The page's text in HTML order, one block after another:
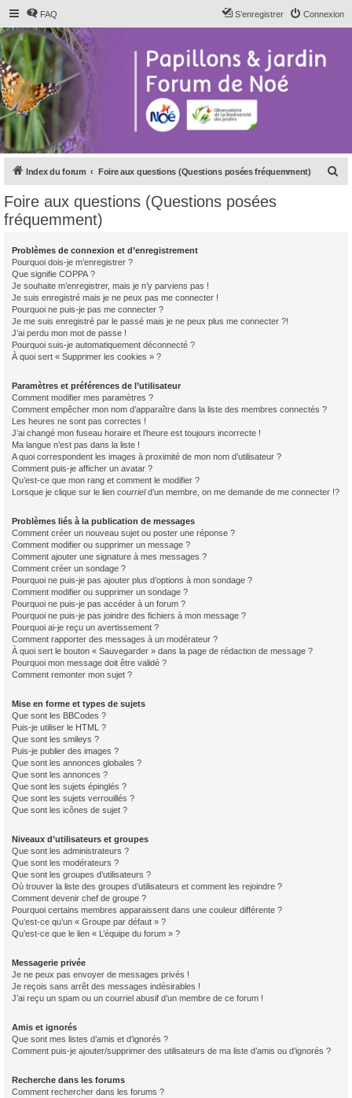
FAQ Connexion
S’enregistrer
Index du forum Foire aux questions (Questions posées fréquemment)
Foire aux questions (Questions posées
fréquemment)
Problèmes de connexion et d’enregistrement
Pourquoi dois-je m’enregistrer ?
Que signifie COPPA ?
Je souhaite m’enregistrer, mais je n’y parviens pas !
Je suis enregistré mais je ne peux pas me connecter !
Pourquoi ne puis-je pas me connecter ?
Je me suis enregistré par le passé mais je ne peux plus me connecter ?!
J’ai perdu mon mot de passe !
Pourquoi suis-je automatiquement déconnecté ?
À quoi sert « Supprimer les cookies » ?
Paramètres et préférences de l’utilisateur
Comment modifier mes paramètres ?
Comment empêcher mon nom d’apparaître dans la liste des membres connectés ?
Les heures ne sont pas correctes !
J’ai changé mon fuseau horaire et l’heure est toujours incorrecte !
Ma langue n’est pas dans la liste !
A quoi correspondent les images à proximité de mon nom d’utilisateur ?
Comment puis-je afficher un avatar ?
Qu’est-ce que mon rang et comment le modifier ?
Lorsque je clique sur le lien courrield’un membre, on me demande de me connecter !?
Problèmes liés à la publication de messages
Comment créer un nouveau sujet ou poster une réponse ?
Comment modifier ou supprimer un message ?
Comment ajouter une signature à mes messages ?
Comment créer un sondage ?
Pourquoi ne puis-je pas ajouter plus d’options à mon sondage ?
Comment modifier ou supprimer un sondage ?
Pourquoi ne puis-je pas accéder à un forum ?
Pourquoi ne puis-je pas joindre des fichiers à mon message ?
Pourquoi ai-je reçu un avertissement ?
Comment rapporter des messages à un modérateur ?
À quoi sert le bouton « Sauvegarder » dans la page de rédaction de message ?
Pourquoi mon message doit être validé ?
Comment remonter mon sujet ?
Mise en forme et types de sujets
Que sont les BBCodes ?
Puis-je utiliser le HTML ?
Que sont les smileys ?
Puis-je publier des images ?
Que sont les annonces globales ?
Que sont les annonces ?
Que sont les sujets épinglés ?
Que sont les sujets verrouillés ?
Que sont les icônes de sujet ?
Niveaux d’utilisateurs et groupes
Que sont les administrateurs ?
Que sont les modérateurs ?
Que sont les groupes d’utilisateurs ?
Où trouver la liste des groupes d’utilisateurs et comment les rejoindre ?
Comment devenir chef de groupe ?
Pourquoi certains membres apparaissent dans une couleur différente ?
Qu’est-ce qu’un « Groupe par défaut » ?
Qu’est-ce que le lien « L’équipe du forum » ?
Messagerie privée
Je ne peux pas envoyer de messages privés !
Je reçois sans arrêt des messages indésirables !
J’ai reçu un spam ou un courriel abusif d’un membre de ce forum !
Amis et ignorés
Que sont mes listes d’amis et d’ignorés ?
Comment puis-je ajouter/supprimer des utilisateurs de ma liste d’amis ou d’ignorés ?
Recherche dans les forums
Comment rechercher dans les forums ?